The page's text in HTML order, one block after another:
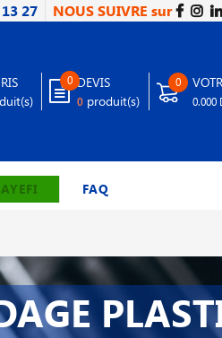
27 NOUS SUIVRE sur
0 DEVIS
0 produit(s)
0
0.000
FAQ